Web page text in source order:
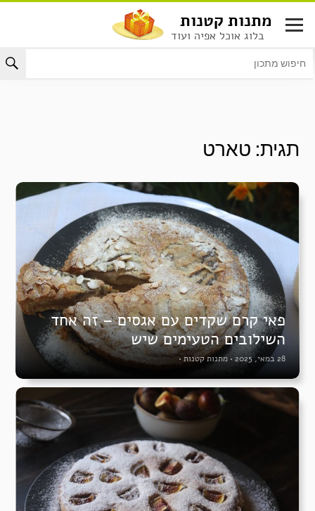
לתוכן
מתנות קטנות
בלוג אוכל אפיה ועוד
תגית: טארט
פאי קרם שקדים עם אגסים – זה אחד
השילובים הטעימים שיש
28 במאי, 2025 • מתנות קטנות •